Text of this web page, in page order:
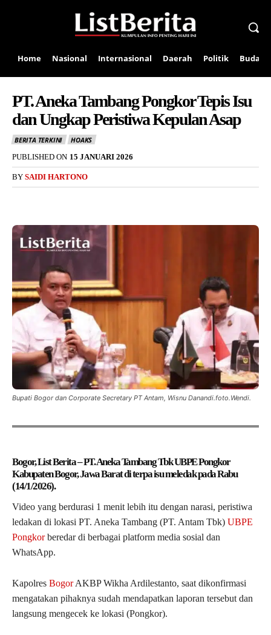
Home Nasional Internasional Daerah Politik Budaya
PT. Aneka Tambang Pongkor Tepis Isu
dan Ungkap Peristiwa Kepulan Asap
BERITA TERKINI
HOAKS
PUBLISHED ON 15 JANUARI 2026
BY SAIDI HARTONO
Bupati Bogor dan Corporate Secretary PT Antam, Wisnu Danandi.foto.Wendi.
Bogor, List Berita – PT. Aneka Tambang Tbk UBPE Pongkor
Kabupaten Bogor, Jawa Barat di terpa isu meledak pada Rabu
(14/1/2026).
Video yang berdurasi 1 menit lebih itu dengan narasi, peristiwa
ledakan di lokasi PT. Aneka Tambang (PT. Antam Tbk) UBPE
Pongkorberedar di berbagai platform media sosial dan
WhatsApp.
Kapolres BogorAKBP Wikha Ardilestanto, saat dikonfirmasi
mengatakan pihaknya sudah mendapatkan laporan tersebut dan
langsung mengecek ke lokasi (Pongkor).